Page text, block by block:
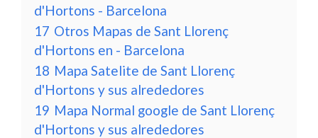
d'Hortons - Barcelona
17 Otros Mapas de Sant Llorenç
d'Hortons en - Barcelona
18 Mapa Satelite de Sant Llorenç
d'Hortons y sus alrededores
19 Mapa Normal google de Sant Llorenç
d'Hortons y sus alrededores